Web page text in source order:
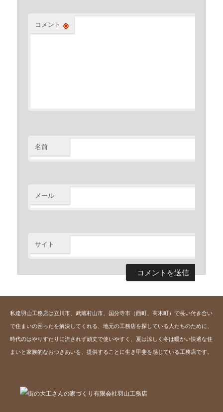
コメント ※
名前
メール
サイト
私達羽山工務店は立川市、武蔵村山市、国分寺市（西町、高木町）で長い付き合い
で住まいの困ったを解決してくれる、地元の工務店を探している人たちのために、
時代のはやりすたりに流されず頑丈で使いやすく、夏は涼しく冬は暖かい快適な住
まいと家族的なおつきあいを、提供することに生き甲斐を感じている工務店です。